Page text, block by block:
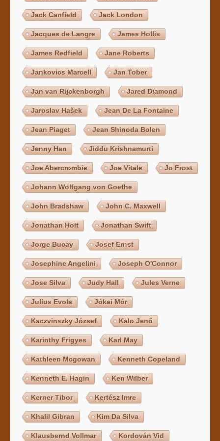
Jack Canfield Jack London
Jacques de Langre James Hollis
James Redfield Jane Roberts
Jankovics Marcell Jan Tober
Jan van Rijckenborgh Jared Diamond
Jaroslav Hašek Jean De La Fontaine
Jean Piaget Jean Shinoda Bolen
Jenny Han Jiddu Krishnamurti
Joe Abercrombie Joe Vitale Jo Frost
Johann Wolfgang von Goethe
John Bradshaw John C. Maxwell
Jonathan Holt Jonathan Swift
Jorge Bucay Josef Ernst
Josephine Angelini Joseph O'Connor
Jose Silva Judy Hall Jules Verne
Julius Evola Jókai Mór
Kaczvinszky József Kalo Jenő
Karinthy Frigyes Karl May
Kathleen Mcgowan Kenneth Copeland
Kenneth E. Hagin Ken Wilber
Kerner Tibor Kertész Imre
Khalil Gibran Kim Da Silva
Klausbernd Vollmar Kordován Vid